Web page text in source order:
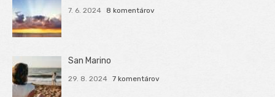
7. 6. 2024 8 komentárov
San Marino
29. 8. 2024 7 komentárov